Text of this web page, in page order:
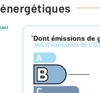
* Dont émissions de
peu d'émissions de CO2